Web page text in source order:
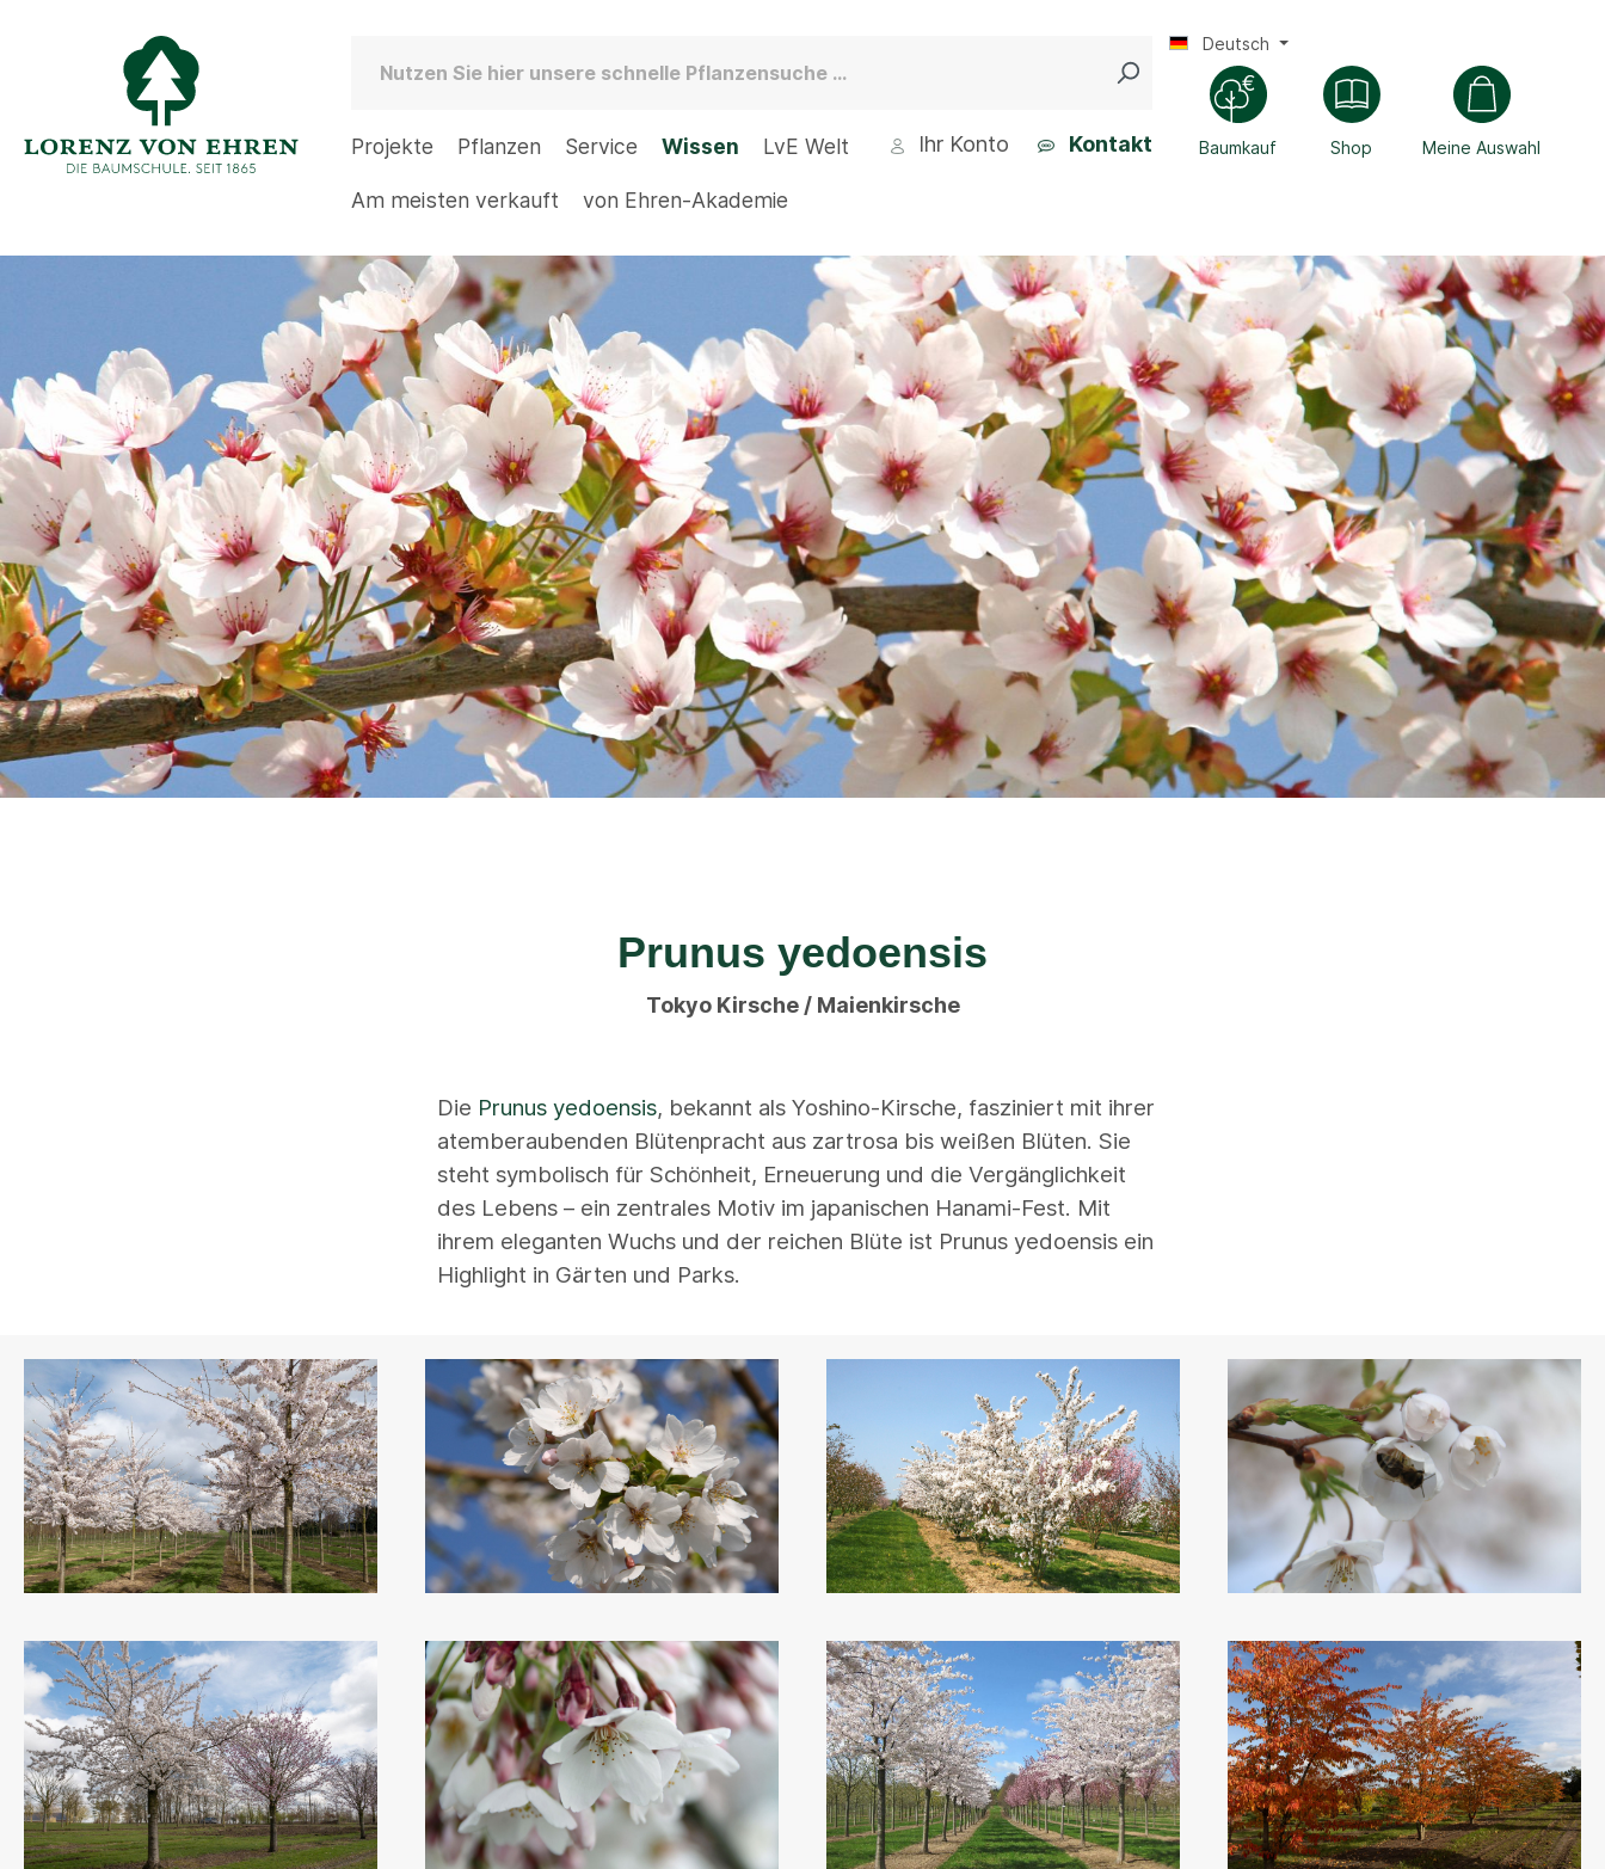
Projekte Pflanzen Service Wissen LvE Welt
Am meisten verkauft von Ehren-Akademie
Ihr Konto Kontakt Baumkauf Shop Meine Auswahl
Deutsch
Prunus yedoensis
Tokyo Kirsche / Maienkirsche
Die Prunus yedoensis, bekannt als Yoshino-Kirsche, fasziniert mit ihrer
atemberaubenden Blütenpracht aus zartrosa bis weißen Blüten. Sie
steht symbolisch für Schönheit, Erneuerung und die Vergänglichkeit
des Lebens – ein zentrales Motiv im japanischen Hanami-Fest. Mit
ihrem eleganten Wuchs und der reichen Blüte ist Prunus yedoensis ein
Highlight in Gärten und Parks.